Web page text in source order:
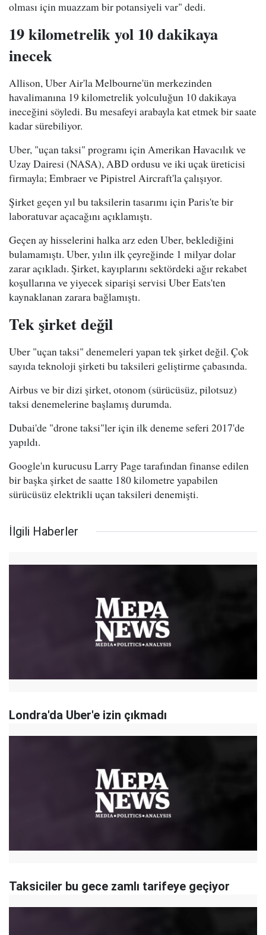
olması için muazzam bir potansiyeli var" dedi.
19 kilometrelik yol 10 dakikaya
inecek
Allison, Uber Air'la Melbourne'ün merkezinden
havalimanına 19 kilometrelik yolculuğun 10 dakikaya
ineceğini söyledi. Bu mesafeyi arabayla kat etmek bir saate
kadar sürebiliyor.
Uber, "uçan taksi" programı için Amerikan Havacılık ve
Uzay Dairesi (NASA), ABD ordusu ve iki uçak üreticisi
firmayla; Embraer ve Pipistrel Aircraft'la çalışıyor.
Şirket geçen yıl bu taksilerin tasarımı için Paris'te bir
laboratuvar açacağını açıklamıştı.
Geçen ay hisselerini halka arz eden Uber, beklediğini
bulamamıştı. Uber, yılın ilk çeyreğinde 1 milyar dolar
zarar açıkladı. Şirket, kayıplarını sektördeki ağır rekabet
koşullarına ve yiyecek siparişi servisi Uber Eats'ten
kaynaklanan zarara bağlamıştı.
Tek şirket değil
Uber "uçan taksi" denemeleri yapan tek şirket değil. Çok
sayıda teknoloji şirketi bu taksileri geliştirme çabasında.
Airbus ve bir dizi şirket, otonom (sürücüsüz, pilotsuz)
taksi denemelerine başlamış durumda.
Dubai'de "drone taksi"ler için ilk deneme seferi 2017'de
yapıldı.
Google'ın kurucusu Larry Page tarafından finanse edilen
bir başka şirket de saatte 180 kilometre yapabilen
sürücüsüz elektrikli uçan taksileri denemişti.
İlgili Haberler
Londra'da Uber'e izin çıkmadı
Taksiciler bu gece zamlı tarifeye geçiyor